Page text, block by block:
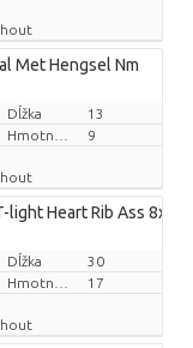
Met Hengsel Nm
Dĺžka
13
9
light Heart Rib Ass
Dĺžka
30
17